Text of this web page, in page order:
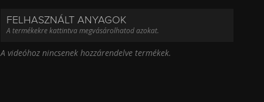
FELHASZNÁLT ANYAGOK
A termékekre kattintva megvásárolhatod azokat.
A videóhoz nincsenek hozzárendelve termékek.